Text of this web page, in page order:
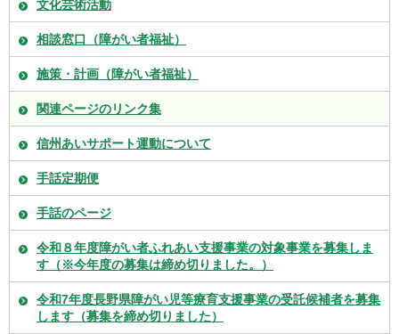
文化芸術活動
相談窓口（障がい者福祉）
施策・計画（障がい者福祉）
関連ページのリンク集
信州あいサポート運動について
手話定期便
手話のページ
令和８年度障がい者ふれあい支援事業の対象事業を募集しま
す（※今年度の募集は締め切りました。）
令和7年度長野県障がい児等療育支援事業の受託候補者を募集
します（募集を締め切りました）